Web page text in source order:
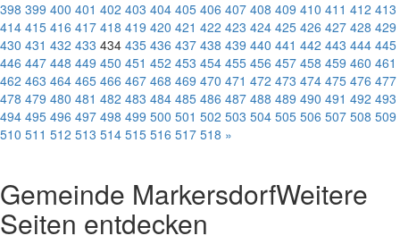
398 399 400 401 402 403 404 405 406 407 408 409 410 411 412 413
414 415 416 417 418 419 420 421 422 423 424 425 426 427 428 429
430 431 432 433 434 435 436 437 438 439 440 441 442 443 444 445
446 447 448 449 450 451 452 453 454 455 456 457 458 459 460 461
462 463 464 465 466 467 468 469 470 471 472 473 474 475 476 477
478 479 480 481 482 483 484 485 486 487 488 489 490 491 492 493
494 495 496 497 498 499 500 501 502 503 504 505 506 507 508 509
510 511 512 513 514 515 516 517 518 »
Gemeinde MarkersdorfWeitere
Seiten entdecken